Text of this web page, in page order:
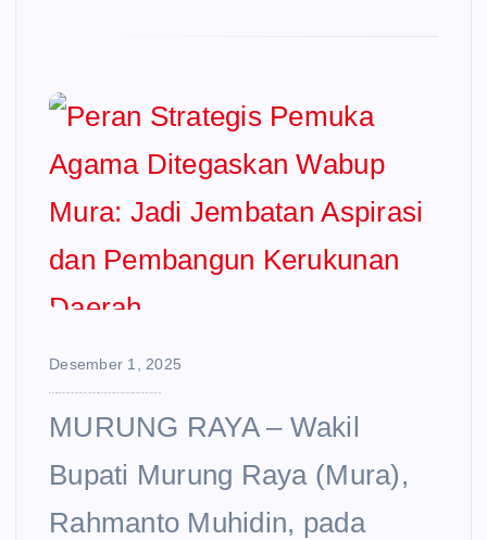
Desember 1, 2025
MURUNG RAYA – Wakil
Bupati Murung Raya (Mura),
Rahmanto Muhidin, pada